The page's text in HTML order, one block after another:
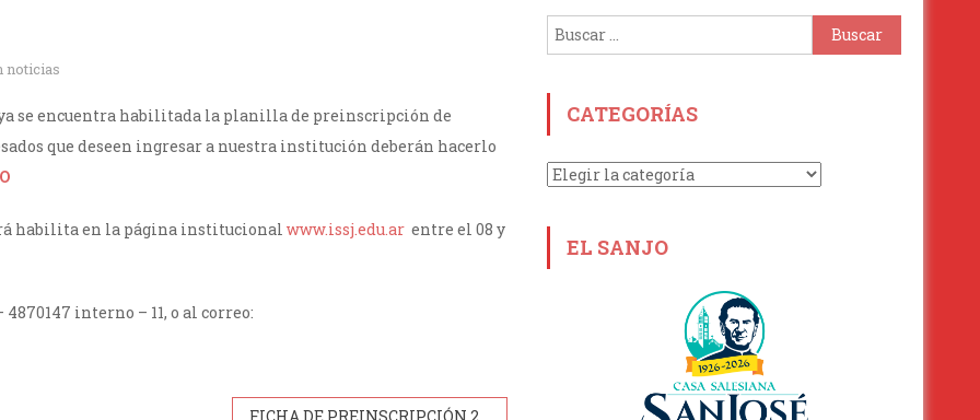
noticias
se encuentra habilitada la planilla de preinscripción de
que deseen ingresar a nuestra institución deberán hacerlo
habilita en la página institucional www.issj.edu.ar entre el 08 y
interno – 11, o al correo:
Buscar:
CATEGORÍAS
Categorías
EL SANJO